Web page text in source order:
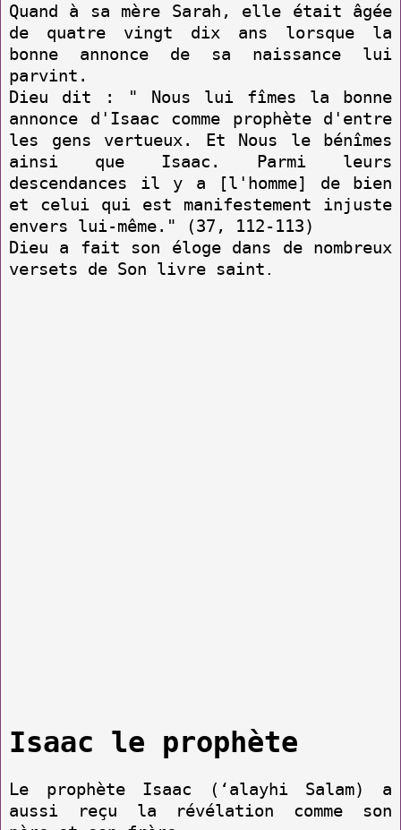
Quand à sa mère Sarah, elle était âgée
de quatre vingt dix ans lorsque la
bonne annonce de sa naissance lui
parvint.
Dieu dit : " Nous lui fîmes la bonne
annonce d'Isaac comme prophète d'entre
les gens vertueux. Et Nous le bénîmes
ainsi que Isaac. Parmi leurs
descendances il y a [l'homme] de bien
et celui qui est manifestement injuste
envers lui-même." (37, 112-113)
Dieu a fait son éloge dans de nombreux
versets de Son livre saint .
Isaac le prophète
Le prophète Isaac (‘alayhi Salam) a
aussi reçu la révélation comme son